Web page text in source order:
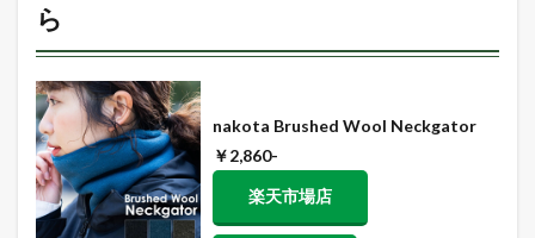
ら
nakota Brushed Wool Neckgator
￥2,860-
楽天市場店